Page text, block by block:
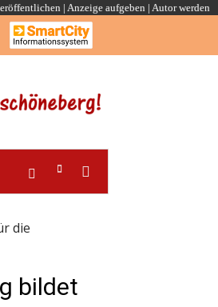
| Anzeige aufgeben | Autor werden
die
bildet